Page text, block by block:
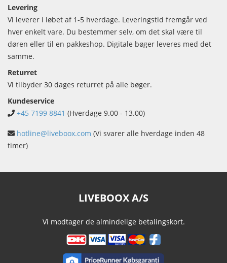
Levering
Vi leverer i løbet af 1-5 hverdage. Leveringstid fremgår ved
hver enkelt vare. Du bestemmer selv, om det skal være til
døren eller til en pakkeshop. Digitale bøger leveres med det
samme.
Returret
Vi tilbyder 30 dages returret på alle bøger.
Kundeservice
+45 7199 8841 (Hverdage 9.00 - 13.00)
hotline@liveboox.com (Vi svarer alle hverdage inden 48
timer)
LIVEBOOX A/S
Vi modtager de almindelige betalingskort.